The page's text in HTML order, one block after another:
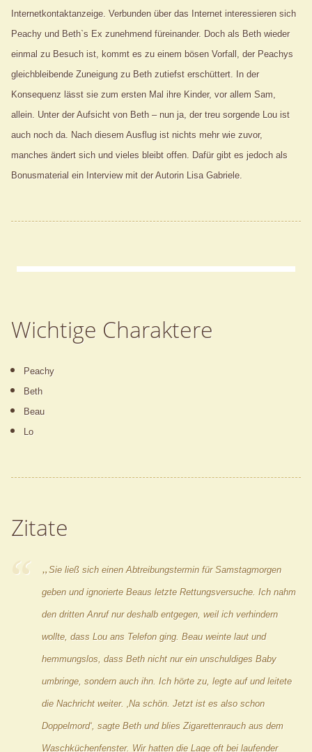
Internetkontaktanzeige. Verbunden über das Internet interessieren sich
Peachy und Beth`s Ex zunehmend füreinander. Doch als Beth wieder
einmal zu Besuch ist, kommt es zu einem bösen Vorfall, der Peachys
gleichbleibende Zuneigung zu Beth zutiefst erschüttert. In der
Konsequenz lässt sie zum ersten Mal ihre Kinder, vor allem Sam,
allein. Unter der Aufsicht von Beth – nun ja, der treu sorgende Lou ist
auch noch da. Nach diesem Ausflug ist nichts mehr wie zuvor,
manches ändert sich und vieles bleibt offen. Dafür gibt es jedoch als
Bonusmaterial ein Interview mit der Autorin Lisa Gabriele.
Wichtige Charaktere
Peachy
Beth
Beau
Lo
Zitate
„ Sie ließ sich einen Abtreibungstermin für Samstagmorgen
geben und ignorierte Beaus letzte Rettungsversuche. Ich nahm
den dritten Anruf nur deshalb entgegen, weil ich verhindern
wollte, dass Lou ans Telefon ging. Beau weinte laut und
hemmungslos, dass Beth nicht nur ein unschuldiges Baby
umbringe, sondern auch ihn. Ich hörte zu, legte auf und leitete
die Nachricht weiter. ‚Na schön. Jetzt ist es also schon
Doppelmord‘, sagte Beth und blies Zigarettenrauch aus dem
Waschküchenfenster. Wir hatten die Lage oft bei laufender